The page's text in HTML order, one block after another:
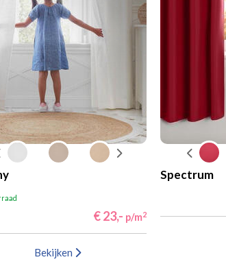
€ 23,- p/m2
Bekijken
Spectrum